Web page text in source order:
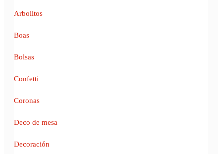
Arbolitos
Boas
Bolsas
Confetti
Coronas
Deco de mesa
Decoración